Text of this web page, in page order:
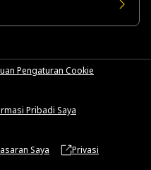
Pengaturan Cookie
Pribadi Saya
Saya Privasi